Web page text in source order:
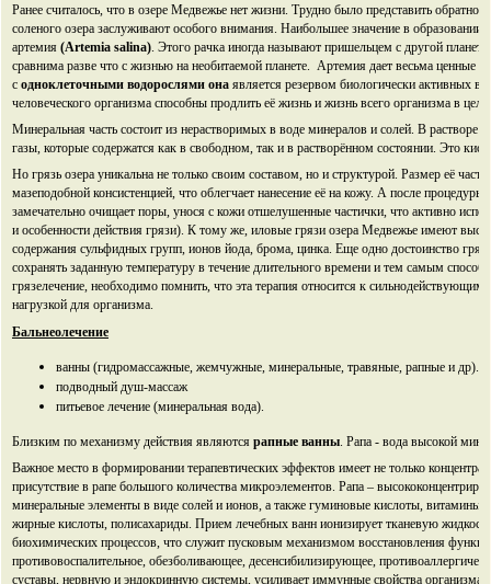
Ранее считалось, что в озере Медвежье нет жизни. Трудно было представить
соленого озера заслуживают особого внимания. Наибольшее значение в образовании
артемия (Artemia salina). Этого рачка иногда называют пришельцем с другой
сравнима разве что с жизнью на необитаемой планете. Артемия дает весьма ценные
с одноклеточными водорослями она является резервом биологически активных
человеческого организма способны продлить её жизнь и жизнь всего организма в
Минеральная часть состоит из нерастворимых в воде минералов и солей. В растворе
газы, которые содержатся как в свободном, так и в растворённом состоянии. Это
Но грязь озера уникальна не только своим составом, но и структурой. Размер её
мазеподобной консистенцией, что облегчает нанесение её на кожу. А после
замечательно очищает поры, унося с кожи отшелушенные частички, что активно
и особенности действия грязи). К тому же, иловые грязи озера Медвежье имеют
содержания сульфидных групп, ионов йода, брома, цинка. Еще одно достоинство
сохранять заданную температуру в течение длительного времени и тем самым
грязелечение, необходимо помнить, что эта терапия относится к
нагрузкой для организма.
Бальнеолечение
ванны (гидромассажные, жемчужные, минеральные, травяные, рапные и др).
подводный душ-массаж
питьевое лечение (минеральная вода).
Близким по механизму действия являются рапные ванны . Рапа - вода высокой
Важное место в формировании терапевтических эффектов имеет не только
присутствие в рапе большого количества микроэлементов. Рапа –
минеральные элементы в виде солей и ионов, а также гуминовые кислоты,
жирные кислоты, полисахариды. Прием лечебных ванн ионизирует тканевую
биохимических процессов, что служит пусковым механизмом восстановления
противовоспалительное, обезболивающее, десенсибилизирующее,
суставы, нервную и эндокринную системы, усиливает иммунные свойства организма